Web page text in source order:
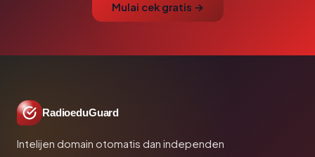
Mulai cek gratis →
RadioeduGuard
Intelijen domain otomatis dan independen